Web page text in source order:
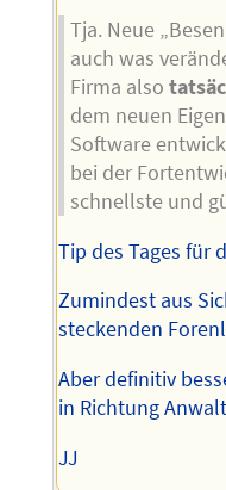
Tja. Neue
auch was
Firma also
dem neuen
Software
bei der
schnellste und
Tip des Tages für
Zumindest aus
steckenden
Aber definitiv
in Richtung
JJ